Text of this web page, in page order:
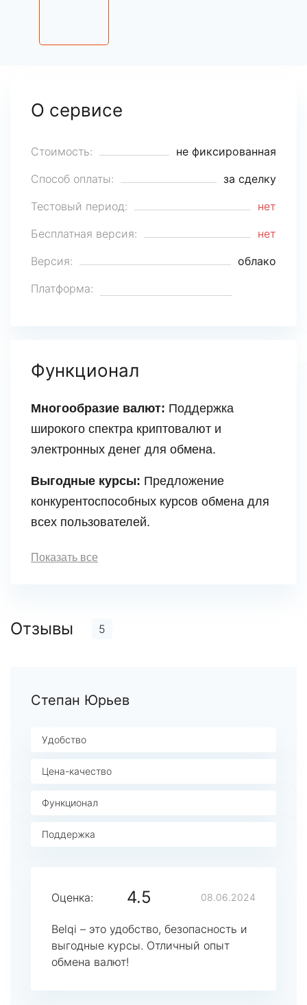
О сервисе
Стоимость:
не фиксированная
Способ оплаты:
за сделку
Тестовый период:
нет
Бесплатная версия:
нет
Версия:
облако
Платформа:
Функционал
Многообразие валют: Поддержка
широкого спектра криптовалют и
электронных денег для обмена.
Выгодные курсы: Предложение
конкурентоспособных курсов обмена для
всех пользователей.
Показать все
Отзывы 5
Степан Юрьев
Удобство
Цена-качество
Функционал
Поддержка
Оценка: 4.5 08.06.2024
Belqi – это удобство, безопасность и
выгодные курсы. Отличный опыт
обмена валют!